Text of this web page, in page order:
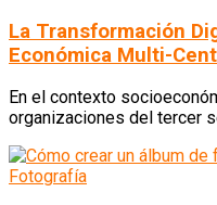
La Transformación
Económica Multi-
En el contexto
organizaciones del tercer
Fotografía